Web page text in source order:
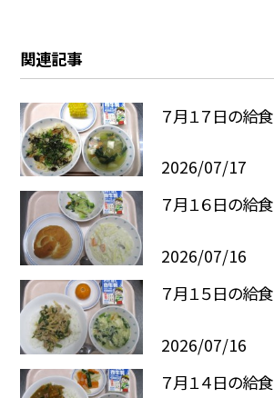
関連記事
７月１７日の給食
2026/07/17
７月１６日の給食
2026/07/16
７月１５日の給食
2026/07/16
７月１４日の給食